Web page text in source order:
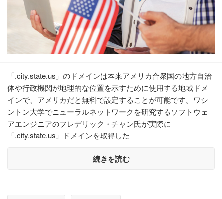
「.city.state.us」のドメインは本来アメリカ合衆国の地方自治
体や行政機関が地理的な位置を示すために使用する地域ドメ
インで、アメリカだと無料で設定することが可能です。ワシ
ントン大学でニューラルネットワークを研究するソフトウェ
アエンジニアのフレデリック・チャン氏が実際に
「.city.state.us」ドメインを取得した
続きを読む